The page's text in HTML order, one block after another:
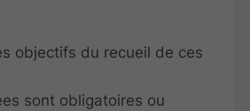
objectifs du recueil de ces
sont obligatoires ou